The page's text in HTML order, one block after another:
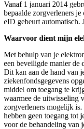
Vanaf 1 januari 2014
bepaalde zorgverleners
eID gebeurt automatisch.
Waarvoor dient mijn
Met behulp van je
een beveiligde manier de
Dit kan aan de hand van
ziekenfondsgegevens
middel om toegang te
waarmee de uitwisseling
zorgverleners mogelijk is.
hebben geen toegang tot
voor de behandeling van